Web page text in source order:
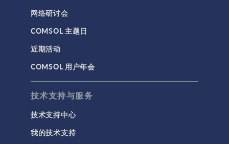
网络研讨会
COMSOL 主题日
近期活动
COMSOL 用户年会
技术支持与服务
技术支持中心
我的技术支持